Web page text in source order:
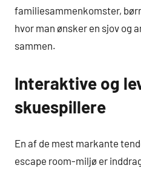
familiesammenkomster,
hvor man ønsker en sjov og
sammen.
Interaktive og
skuespillere
En af de mest markante
escape room-miljø er